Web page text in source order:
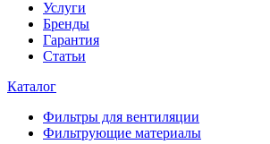
Услуги
Бренды
Гарантия
Статьи
Каталог
Фильтры для вентиляции
Фильтрующие материалы